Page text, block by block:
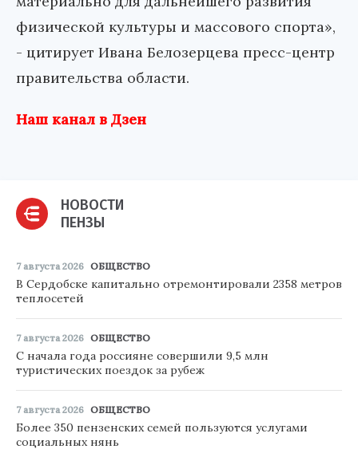
физической культуры и массового спорта»,
- цитирует Ивана Белозерцева пресс-центр
правительства области.
Наш канал в Дзен
НОВОСТИ
ПЕНЗЫ
7 августа 2026 ОБЩЕСТВО
В Сердобске капитально отремонтировали 2358 метров
теплосетей
7 августа 2026 ОБЩЕСТВО
С начала года россияне совершили 9,5 млн
туристических поездок за рубеж
7 августа 2026 ОБЩЕСТВО
Более 350 пензенских семей пользуются услугами
социальных нянь